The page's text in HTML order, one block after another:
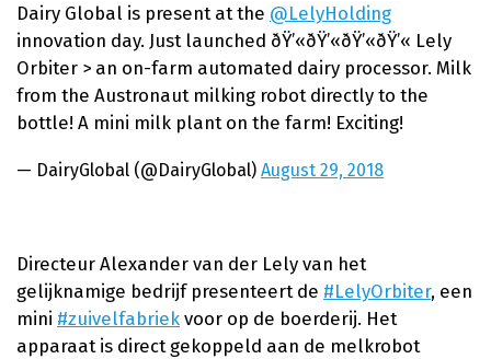
Dairy Global is present at the @LelyHolding
innovation day. Just launched ðŸ’«ðŸ’«ðŸ’«ðŸ’« Lely
Orbiter > an on-farm automated dairy processor. Milk
from the Austronaut milking robot directly to the
bottle! A mini milk plant on the farm! Exciting!
— DairyGlobal (@DairyGlobal) August 29, 2018
Directeur Alexander van der Lely van het
gelijknamige bedrijf presenteert de #LelyOrbiter, een
mini #zuivelfabriek voor op de boerderij. Het
apparaat is direct gekoppeld aan de melkrobot